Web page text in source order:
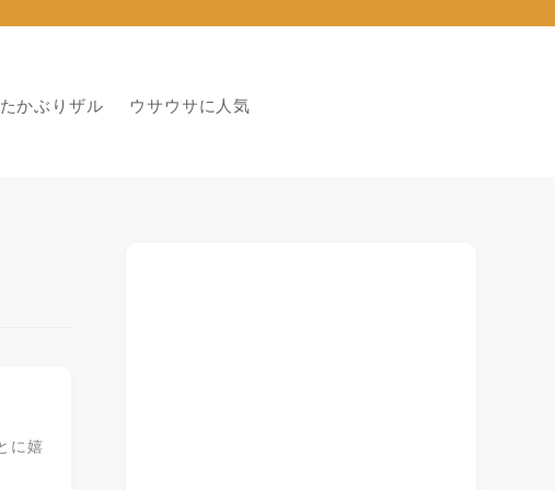
かぶりザル
ウサウサに人気
に嬉